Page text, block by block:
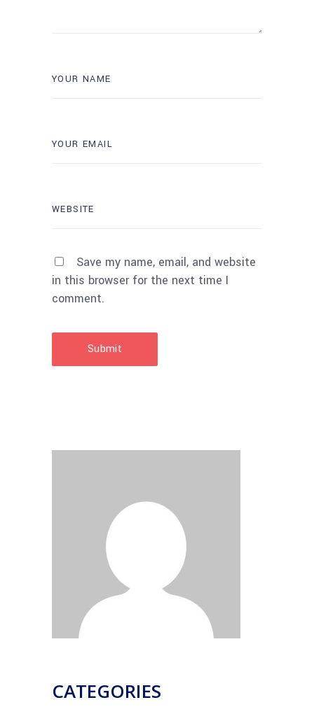
Save my name, email, and website
in this browser for the next time I
comment.
Submit
CATEGORIES